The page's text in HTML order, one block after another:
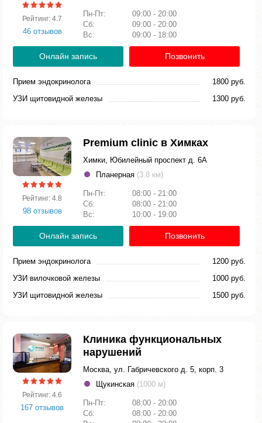
Рейтинг: 4.7
46 отзывов
Пн-Пт:
09:00 - 20:00
Сб:
09:00 - 20:00
Вс:
09:00 - 18:00
Онлайн запись Позвонить
Прием эндокринолога
1800 руб.
УЗИ щитовидной железы
1300 руб.
Рейтинг: 4.8
98 отзывов
Premium clinic в Химках
Химки, Юбилейный проспект д. 6А
Планерная (3.8 км)
Пн-Пт:
08:00 - 21:00
Сб:
08:00 - 21:00
Вс:
10:00 - 19:00
Онлайн запись Позвонить
Прием эндокринолога
1200 руб.
УЗИ вилочковой железы
1000 руб.
УЗИ щитовидной железы
1500 руб.
Рейтинг: 4.6
167 отзывов
Клиника функциональных
нарушений
Москва, ул. Габричевского д. 5, корп. 3
Щукинская (1000 м)
Пн-Пт:
08:00 - 20:00
Сб:
08:00 - 20:00